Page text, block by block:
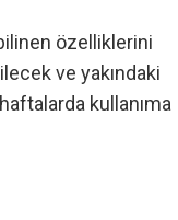
özelliklerini
ve yakındaki
kullanıma